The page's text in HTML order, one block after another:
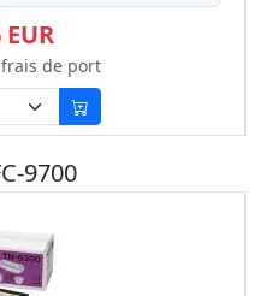
frais de port
9700